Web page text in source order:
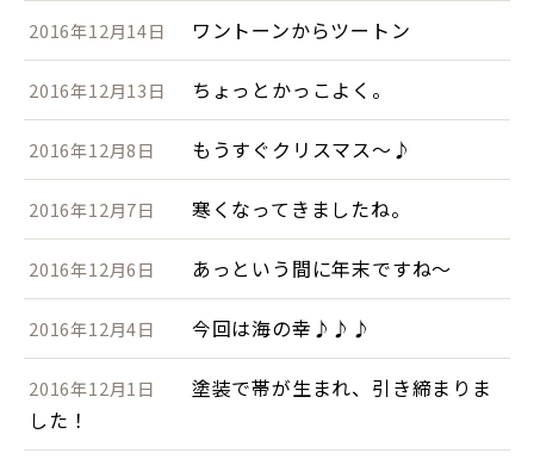
2016年12月14日 ワントーンからツートン
2016年12月13日 ちょっとかっこよく。
2016年12月8日 もうすぐクリスマス～♪
2016年12月7日 寒くなってきましたね。
2016年12月6日 あっという間に年末ですね～
2016年12月4日 今回は海の幸♪♪♪
2016年12月1日
塗装で帯が生まれ、引き締まりま
した！